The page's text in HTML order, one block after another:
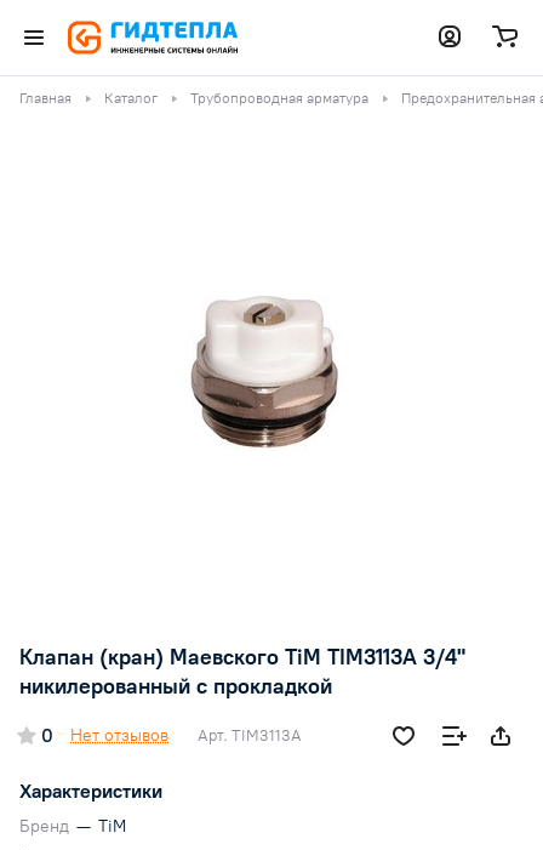
Главная Каталог Трубопроводная арматура Предохранительная
Клапан (кран) Маевского TiM TIM3113A 3/4"
никилерованный с прокладкой
0 Нет отзывов Арт. TIM3113A
Характеристики
Бренд — TiM